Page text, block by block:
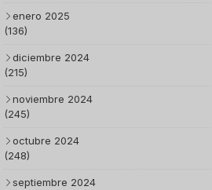
enero 2025
(136)
diciembre 2024
(215)
noviembre 2024
(245)
octubre 2024
(248)
septiembre 2024